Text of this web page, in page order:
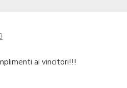
ai vincitori!!!